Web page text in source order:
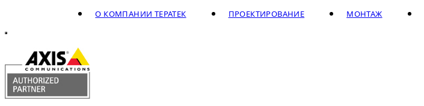
МОНТАЖ
ПРОЕКТИРОВАНИЕ
О КОМПАНИИ ТЕРАТЕК